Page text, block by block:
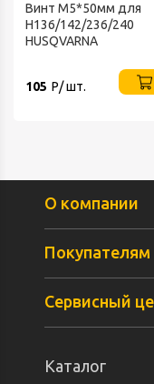
Винт М5*50мм для
Н136/142/236/240
HUSQVARNA
105 Р/ шт.
О компании
Покупателям
Сервисный
Каталог